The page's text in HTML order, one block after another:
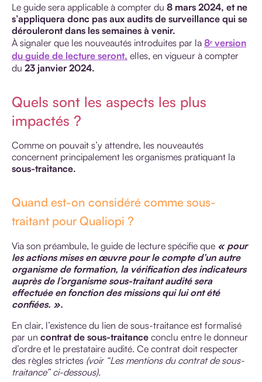
Le guide sera applicable à compter du 8 mars 2024, et ne
s’appliquera donc pas aux audits de surveillance qui se
dérouleront dans les semaines à venir.
À signaler que les nouveautés introduites par la 8ᵉ version
du guide de lecture seront, elles, en vigueur à compter
du 23 janvier 2024.
Quels sont les aspects les plus
impactés ?
Comme on pouvait s’y attendre, les nouveautés
concernent principalement les organismes pratiquant la
sous-traitance.
Quand est-on considéré comme sous-
traitant pour Qualiopi ?
Via son préambule, le guide de lecture spécifie que « pour
les actions mises en œuvre pour le compte d’un autre
organisme de formation, la vérification des indicateurs
auprès de l’organisme sous-traitant audité sera
effectuée en fonction des missions qui lui ont été
confiées. ».
En clair, l’existence du lien de sous-traitance est formalisé
par un contrat de sous-traitance conclu entre le donneur
d’ordre et le prestataire audité. Ce contrat doit respecter
des règles strictes (voir “Les mentions du contrat de sous-
traitance” ci-dessous).